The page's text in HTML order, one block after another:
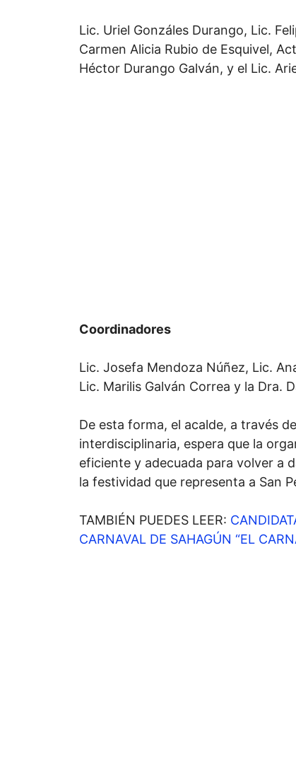
Lic. Uriel Gonzáles Durango, Lic.
Carmen Alicia Rubio de Esquivel,
Héctor Durango Galván, y el Lic.
Coordinadores
Lic. Josefa Mendoza Núñez, Lic.
Lic. Marilis Galván Correa y la Dra.
De esta forma, el acalde, a través
interdisciplinaria, espera que la
eficiente y adecuada para volver a
la festividad que representa a San
TAMBIÉN PUEDES LEER:
CARNAVAL DE SAHAGÚN “EL